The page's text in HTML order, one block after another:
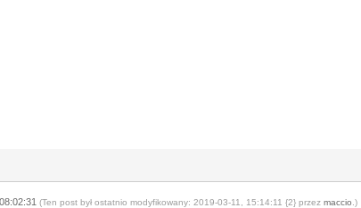
(Ten post był ostatnio modyfikowany: 2019-03-11, 15:14:11 {2} przez maccio .)